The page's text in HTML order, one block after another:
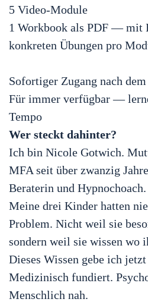
5 Video-Module
1 Workbook als PDF — mit
konkreten Übungen pro
Sofortiger Zugang nach
Für immer verfügbar —
Tempo
Wer steckt dahinter?
Ich bin Nicole Gotwich.
MFA seit über zwanzig
Beraterin und Hypnochoach.
Meine drei Kinder hatten
Problem. Nicht weil sie
sondern weil sie wissen wo
Dieses Wissen gebe ich
Medizinisch fundiert.
Menschlich nah.